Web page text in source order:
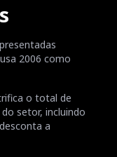
2006 como
o total de
setor, incluindo
a